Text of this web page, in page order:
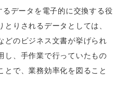
データを電子的に交換する役
りされるデータとしては、
どのビジネス文書が挙げられ
し、手作業で行っていたもの
とで、業務効率化を図ること